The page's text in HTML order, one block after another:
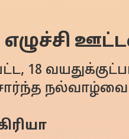
எழுச்சி
18
நல்வாழ்வை